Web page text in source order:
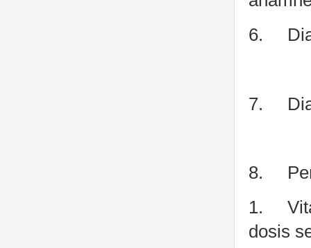
6.
7.
8.
1.
dosis